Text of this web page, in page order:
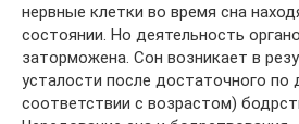
нервные клетки во время сна
состоянии. Но деятельность
заторможена. Сон возникает в
усталости после достаточного по
соответствии с возрастом)